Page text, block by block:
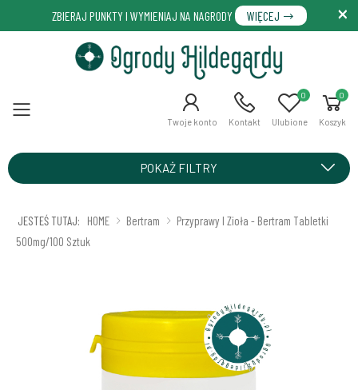
ZBIERAJ PUNKTY I WYMIENIAJ NA NAGRODY WIĘCEJ
Menu Twoje konto Kontakt Ulubione
0 0
Koszyk
POKAŻ FILTRY
JESTEŚ TUTAJ: HOME Bertram
Przyprawy I Zioła - Bertram Tabletki
500mg/100 Sztuk